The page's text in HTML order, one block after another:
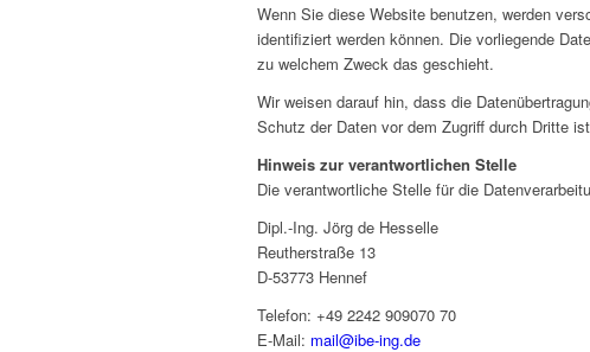
Wenn Sie diese Website benutzen, werden
identifiziert werden können. Die vorliegende
zu welchem Zweck das geschieht.
Wir weisen darauf hin, dass die
Schutz der Daten vor dem Zugriff durch Dritte
Hinweis zur verantwortlichen Stelle
Die verantwortliche Stelle für die
Dipl.-Ing. Jörg de Hesselle
Reutherstraße 13
D-53773 Hennef
Telefon: +49 2242 909070 70
E-Mail: mail@ibe-ing.de